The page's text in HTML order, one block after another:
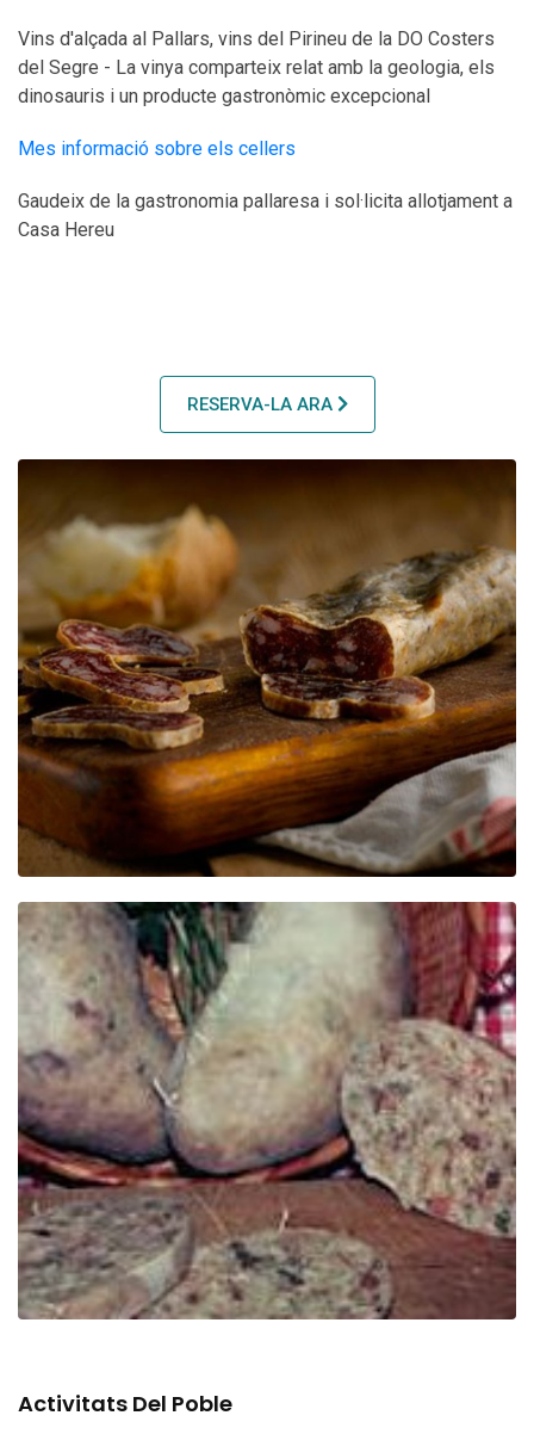
Vins d'alçada al Pallars, vins del Pirineu de la DO Costers
del Segre - La vinya comparteix relat amb la geologia, els
dinosauris i un producte gastronòmic excepcional
Mes informació sobre els cellers
Gaudeix de la gastronomia pallaresa i sol·licita allotjament a
Casa Hereu
RESERVA-LA ARA
Activitats Del Poble